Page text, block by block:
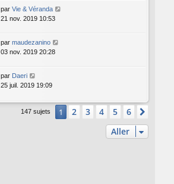
par Vie & Véranda
21 nov. 2019 10:53
par maudezanino
03 nov. 2019 20:28
par Daeri
25 juil. 2019 19:09
147 sujets 1 2 3 4 5 6
Aller